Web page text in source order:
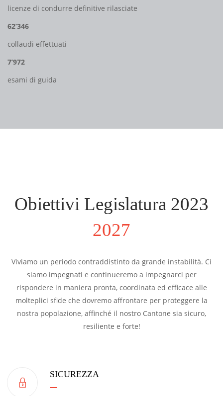
licenze di condurre definitive rilasciate
62’346
collaudi effettuati
7’972
esami di guida
Obiettivi Legislatura 2023
2027
Viviamo un periodo contraddistinto da grande instabilità. Ci
siamo impegnati e continueremo a impegnarci per
rispondere in maniera pronta, coordinata ed efficace alle
molteplici sfide che dovremo affrontare per proteggere la
nostra popolazione, affinché il nostro Cantone sia sicuro,
resiliente e forte!
SICUREZZA